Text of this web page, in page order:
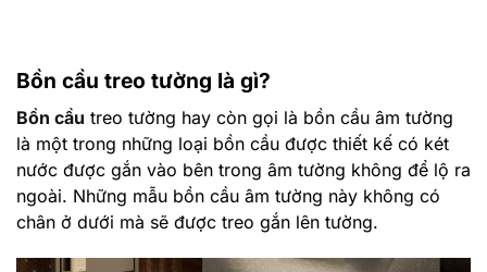
Bồn cầu treo tường là gì?
Bồn cầu treo tường hay còn gọi là bồn cầu âm tường
là một trong những loại bồn cầu được thiết kế có két
nước được gắn vào bên trong âm tường không để lộ ra
ngoài. Những mẫu bồn cầu âm tường này không có
chân ở dưới mà sẽ được treo gắn lên tường.